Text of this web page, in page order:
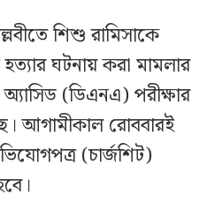
শিশু রামিসাকে
ঘটনায় করা মামলার
(ডিএনএ) পরীক্ষার
আগামীকাল রোববারই
(চার্জশিট)